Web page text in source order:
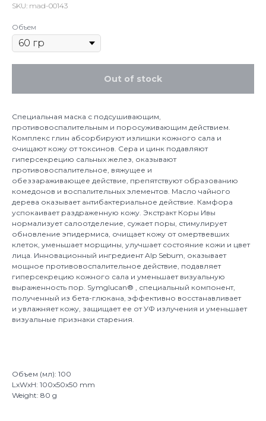
SKU: mad-00143
Объем
Out of stock
Специальная маска с подсушивающим,
противовоспалительным и поросуживающим действием.
Комплекс глин абсорбируют излишки кожного сала и
очищают кожу от токсинов. Сера и цинк подавляют
гиперсекрецию сальных желез, оказывают
противовоспалительное, вяжущее и
обеззараживающее действие, препятствуют образованию
комедонов и воспалительных элементов. Масло чайного
дерева оказывает антибактериальное действие. Камфора
успокаивает раздраженную кожу. Экстракт Коры Ивы
нормализует салоотделение, сужает поры, стимулирует
обновление эпидермиса, очищает кожу от омертвевших
клеток, уменьшает морщины, улучшает состояние кожи и цвет
лица. Инновационный ингредиент Alp Sebum, оказывает
мощное противовоспалительное действие, подавляет
гиперсекрецию кожного сала и уменьшает визуальную
выраженность пор. Symglucan® , специальный компонент,
полученный из бета-глюкана, эффективно восстанавливает
и увлажняет кожу, защищает ее от УФ излучения и уменьшает
визуальные признаки старения.
Объем (мл): 100
LxWxH: 100x50x50 mm
Weight: 80 g